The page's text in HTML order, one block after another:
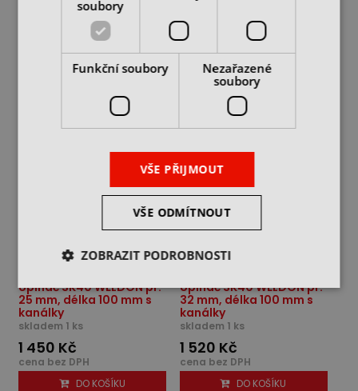
skladem u dodavatele
DO KOŠÍKU
1 250 Kč
cena bez DPH
DO KOŠÍKU
Upínač SK40 WELDON pr.
25 mm, délka 100 mm s
kanálky
skladem 1 ks
1 450 Kč
cena bez DPH
DO KOŠÍKU
Upínač SK40 WELDON pr.
32 mm, délka 100 mm s
kanálky
skladem 1 ks
1 520 Kč
cena bez DPH
DO KOŠÍKU
soubory
Funkční soubory
Nezařazené
soubory
VŠE PŘIJMOUT
VŠE ODMÍTNOUT
ZOBRAZIT PODROBNOSTI